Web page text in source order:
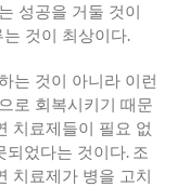
성공을 거둘 것이
것이 최상이다.
는 것이 아니라 이런
로 회복시키기 때문
치료제들이 필요 없
되었다는 것이다. 조
치료제가 병을 고치